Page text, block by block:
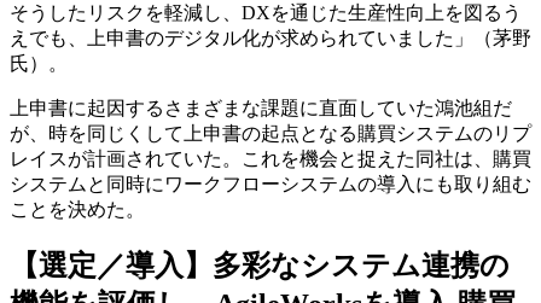
そうしたリスクを軽減し、DXを通じた生産性向上を図るう
えでも、上申書のデジタル化が求められていました」（茅野
氏）。
上申書に起因するさまざまな課題に直面していた鴻池組だ
が、時を同じくして上申書の起点となる購買システムのリプ
レイスが計画されていた。これを機会と捉えた同社は、購買
システムと同時にワークフローシステムの導入にも取り組む
ことを決めた。
【選定／導入】多彩なシステム連携の